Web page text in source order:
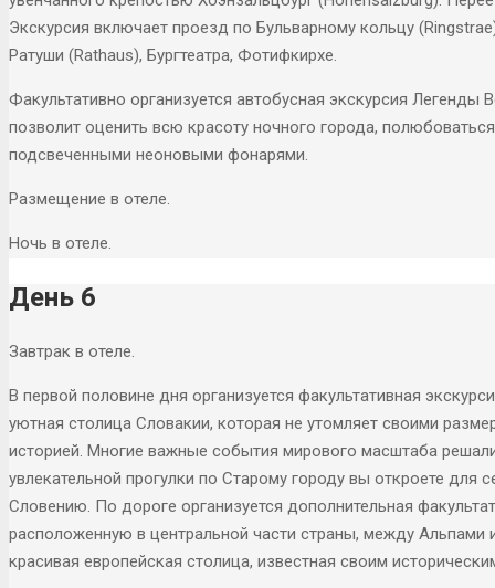
Экскурсия включает проезд по Бульварному кольцу
Ратуши (Rathaus), Бургтеатра, Фотифкирхе.
Факультативно организуется автобусная экскурсия
позволит оценить всю красоту ночного города,
подсвеченными неоновыми фонарями.
Размещение в отеле.
Ночь в отеле.
День 6
Завтрак в отеле.
В первой половине дня организуется факультативная
уютная столица Словакии, которая не утомляет своими
историей. Многие важные события мирового масштаба
увлекательной прогулки по Старому городу вы откроете для
Словению. По дороге организуется дополнительная
расположенную в центральной части страны, между
красивая европейская столица, известная своим